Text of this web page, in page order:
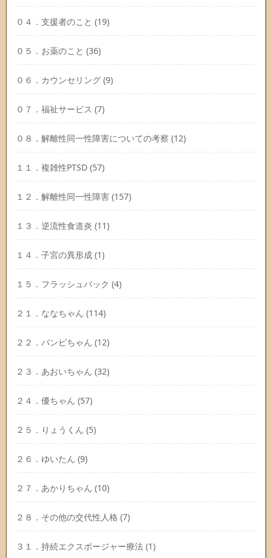
０４．支援者のこと (19)
０５．お薬のこと (36)
０６．カウンセリング (9)
０７．福祉サービス (7)
０８．解離性同一性障害についての考察 (12)
１１．複雑性PTSD (57)
１２．解離性同一性障害 (157)
１３．逆流性食道炎 (11)
１４．子宮の異形成 (1)
１５．フラッシュバック (4)
２１．ななちゃん (114)
２２．バンビちゃん (12)
２３．あおいちゃん (32)
２４．優ちゃん (57)
２５．りょうくん (5)
２６．ゆいたん (9)
２７．あかりちゃん (10)
２８．その他の交代性人格 (7)
３１．持続エクスポージャー療法 (1)